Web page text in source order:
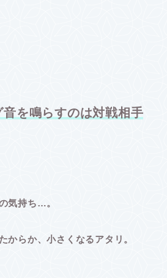
を鳴らすのは対戦相手
気持ち…。
からか、小さくなるアタリ。